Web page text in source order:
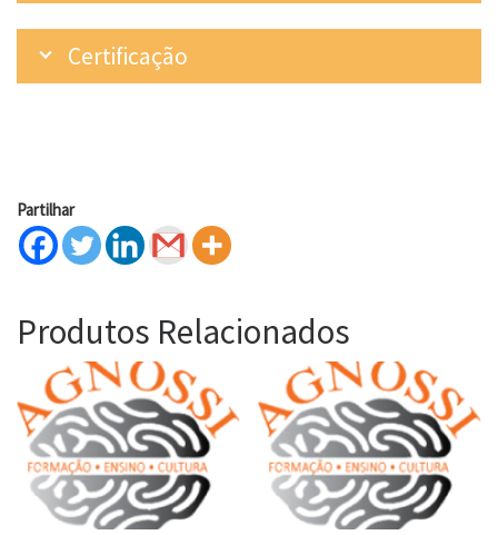
Certificação
Partilhar
Produtos Relacionados